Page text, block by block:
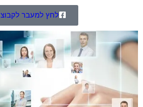
לחץ למעבר לקבוצה